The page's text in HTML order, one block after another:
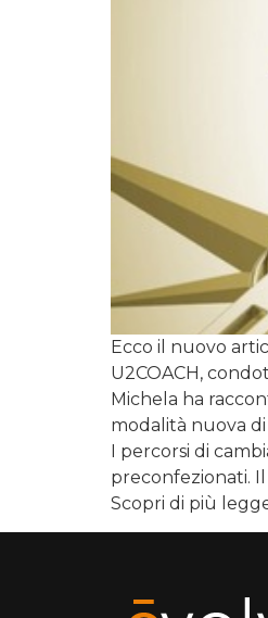
Ecco il nuovo
U2COACH,
Michela ha
modalità nuova
I percorsi di
preconfezionati.
Scopri di più